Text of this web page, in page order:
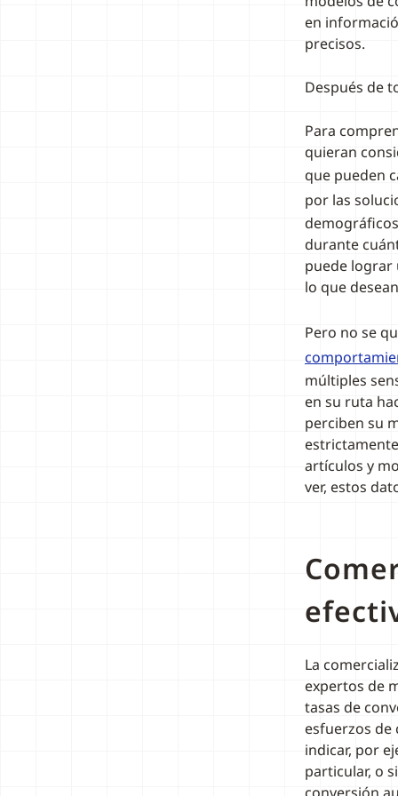
en
precisos.
Después de
Para
quieran
que pueden
por las
durante
puede lograr
lo que
Pero no se
múltiples
en su ruta
perciben su
artículos y
ver, estos
La
expertos de
tasas de
esfuerzos
indicar, por
particular, o